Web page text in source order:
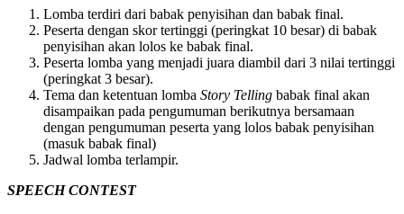
Lomba terdiri dari babak penyisihan dan babak final.
Peserta dengan skor tertinggi (peringkat 10 besar) di babak
penyisihan akan lolos ke babak final.
Peserta lomba yang menjadi juara diambil dari 3 nilai tertinggi
(peringkat 3 besar).
Tema dan ketentuan lomba Story Telling babak final akan
disampaikan pada pengumuman berikutnya bersamaan
dengan pengumuman peserta yang lolos babak penyisihan
(masuk babak final)
Jadwal lomba terlampir.
SPEECH CONTEST